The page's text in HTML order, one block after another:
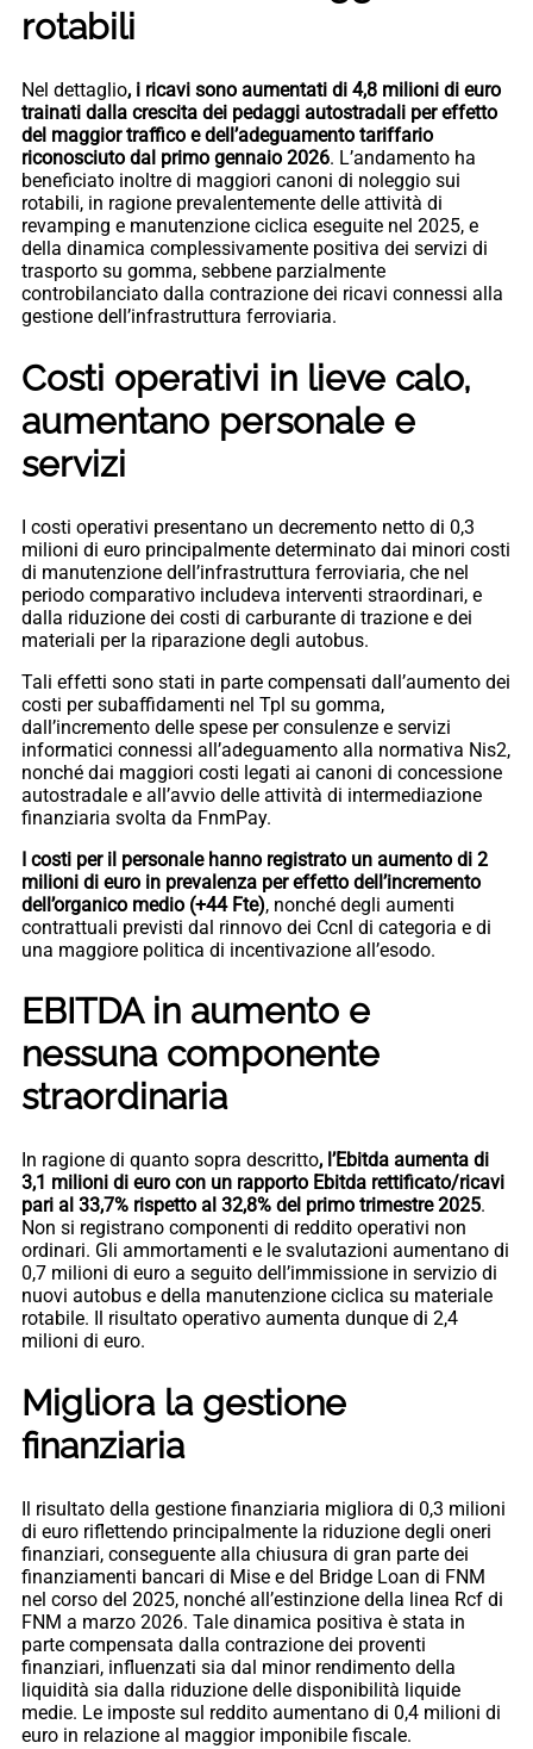
rotabili
Nel dettaglio, i ricavi sono aumentati di 4,8 milioni di euro
trainati dalla crescita dei pedaggi autostradali per effetto
del maggior traffico e dell’adeguamento tariffario
riconosciuto dal primo gennaio 2026. L’andamento ha
beneficiato inoltre di maggiori canoni di noleggio sui
rotabili, in ragione prevalentemente delle attività di
revamping e manutenzione ciclica eseguite nel 2025, e
della dinamica complessivamente positiva dei servizi di
trasporto su gomma, sebbene parzialmente
controbilanciato dalla contrazione dei ricavi connessi alla
gestione dell’infrastruttura ferroviaria.
Costi operativi in lieve calo,
aumentano personale e
servizi
I costi operativi presentano un decremento netto di 0,3
milioni di euro principalmente determinato dai minori costi
di manutenzione dell’infrastruttura ferroviaria, che nel
periodo comparativo includeva interventi straordinari, e
dalla riduzione dei costi di carburante di trazione e dei
materiali per la riparazione degli autobus.
Tali effetti sono stati in parte compensati dall’aumento dei
costi per subaffidamenti nel Tpl su gomma,
dall’incremento delle spese per consulenze e servizi
informatici connessi all’adeguamento alla normativa Nis2,
nonché dai maggiori costi legati ai canoni di concessione
autostradale e all’avvio delle attività di intermediazione
finanziaria svolta da FnmPay.
I costi per il personale hanno registrato un aumento di 2
milioni di euro in prevalenza per effetto dell’incremento
dell’organico medio (+44 Fte), nonché degli aumenti
contrattuali previsti dal rinnovo dei Ccnl di categoria e di
una maggiore politica di incentivazione all’esodo.
EBITDA in aumento e
nessuna componente
straordinaria
In ragione di quanto sopra descritto, l’Ebitda aumenta di
3,1 milioni di euro con un rapporto Ebitda rettificato/ricavi
pari al 33,7% rispetto al 32,8% del primo trimestre 2025.
Non si registrano componenti di reddito operativi non
ordinari. Gli ammortamenti e le svalutazioni aumentano di
0,7 milioni di euro a seguito dell’immissione in servizio di
nuovi autobus e della manutenzione ciclica su materiale
rotabile. Il risultato operativo aumenta dunque di 2,4
milioni di euro.
Migliora la gestione
finanziaria
Il risultato della gestione finanziaria migliora di 0,3 milioni
di euro riflettendo principalmente la riduzione degli oneri
finanziari, conseguente alla chiusura di gran parte dei
finanziamenti bancari di Mise e del Bridge Loan di FNM
nel corso del 2025, nonché all’estinzione della linea Rcf di
FNM a marzo 2026. Tale dinamica positiva è stata in
parte compensata dalla contrazione dei proventi
finanziari, influenzati sia dal minor rendimento della
liquidità sia dalla riduzione delle disponibilità liquide
medie. Le imposte sul reddito aumentano di 0,4 milioni di
euro in relazione al maggior imponibile fiscale.